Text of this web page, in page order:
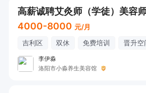
4000-8000 元/月
吉利区 双休 免费培训 晋升空
李伊淼
洛阳市小淼养生美容馆